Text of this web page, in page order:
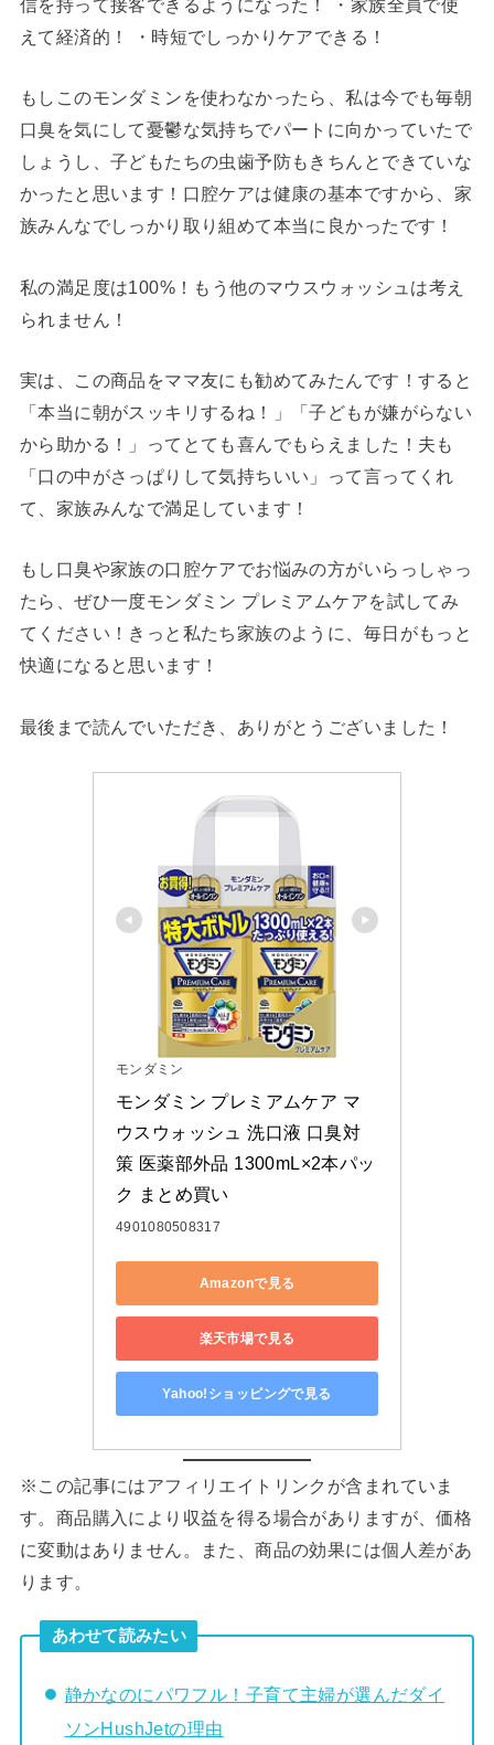
信を持って接客できるようになった！ ・家族全員で使
えて経済的！ ・時短でしっかりケアできる！
もしこのモンダミンを使わなかったら、私は今でも毎朝
口臭を気にして憂鬱な気持ちでパートに向かっていたで
しょうし、子どもたちの虫歯予防もきちんとできていな
かったと思います！口腔ケアは健康の基本ですから、家
族みんなでしっかり取り組めて本当に良かったです！
私の満足度は100%！もう他のマウスウォッシュは考え
られません！
実は、この商品をママ友にも勧めてみたんです！すると
「本当に朝がスッキリするね！」「子どもが嫌がらない
から助かる！」ってとても喜んでもらえました！夫も
「口の中がさっぱりして気持ちいい」って言ってくれ
て、家族みんなで満足しています！
もし口臭や家族の口腔ケアでお悩みの方がいらっしゃっ
たら、ぜひ一度モンダミン プレミアムケアを試してみ
てください！きっと私たち家族のように、毎日がもっと
快適になると思います！
最後まで読んでいただき、ありがとうございました！
モンダミン
モンダミン プレミアムケア マ
ウスウォッシュ 洗口液 口臭対
策 医薬部外品 1300mL×2本パッ
ク まとめ買い
4901080508317
Amazonで見る
楽天市場で見る
Yahoo!ショッピングで見る
※この記事にはアフィリエイトリンクが含まれていま
す。商品購入により収益を得る場合がありますが、価格
に変動はありません。また、商品の効果には個人差があ
ります。
あわせて読みたい
静かなのにパワフル！子育て主婦が選んだダイ
ソンHushJetの理由